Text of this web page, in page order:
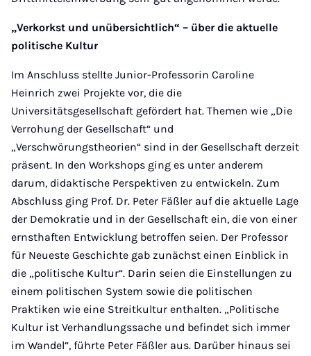
„Verkorkst und unübersichtlich“ – über die aktuelle
politische Kultur
Im Anschluss stellte Junior-Professorin Caroline
Heinrich zwei Projekte vor, die die
Universitätsgesellschaft gefördert hat. Themen wie „Die
Verrohung der Gesellschaft“ und
„Verschwörungstheorien“ sind in der Gesellschaft derzeit
präsent. In den Workshops ging es unter anderem
darum, didaktische Perspektiven zu entwickeln. Zum
Abschluss ging Prof. Dr. Peter Fäßler auf die aktuelle Lage
der Demokratie und in der Gesellschaft ein, die von einer
ernsthaften Entwicklung betroffen seien. Der Professor
für Neueste Geschichte gab zunächst einen Einblick in
die „politische Kultur“. Darin seien die Einstellungen zu
einem politischen System sowie die politischen
Praktiken wie eine Streitkultur enthalten. „Politische
Kultur ist Verhandlungssache und befindet sich immer
im Wandel“, führte Peter Fäßler aus. Darüber hinaus sei